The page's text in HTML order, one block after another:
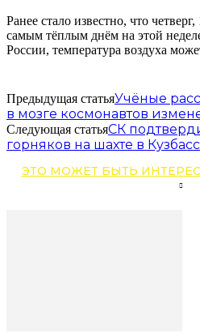
Ранее стало известно, что четверг,
самым тёплым днём на этой
России, температура воздуха
Предыдущая статьяУчёные
в мозге космонавтов
Следующая статьяСК
горняков на шахте в
ЭТО МОЖЕТ БЫТЬ